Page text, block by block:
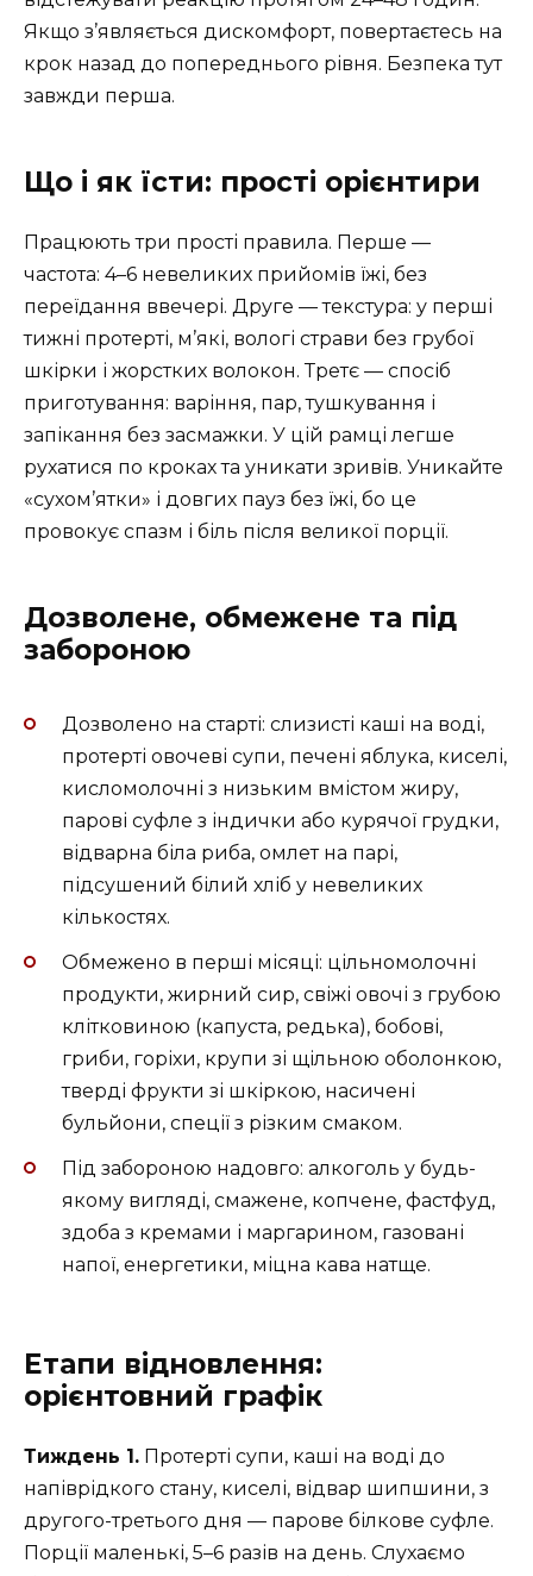
Якщо з’являється дискомфорт, повертаєтесь на
крок назад до попереднього рівня. Безпека тут
завжди перша.
Що і як їсти: прості орієнтири
Працюють три прості правила. Перше —
частота: 4–6 невеликих прийомів їжі, без
переїдання ввечері. Друге — текстура: у перші
тижні протерті, м’які, вологі страви без грубої
шкірки і жорстких волокон. Третє — спосіб
приготування: варіння, пар, тушкування і
запікання без засмажки. У цій рамці легше
рухатися по кроках та уникати зривів. Уникайте
«сухом’ятки» і довгих пауз без їжі, бо це
провокує спазм і біль після великої порції.
Дозволене, обмежене та під
забороною
Дозволено на старті: слизисті каші на воді,
протерті овочеві супи, печені яблука, киселі,
кисломолочні з низьким вмістом жиру,
парові суфле з індички або курячої грудки,
відварна біла риба, омлет на парі,
підсушений білий хліб у невеликих
кількостях.
Обмежено в перші місяці: цільномолочні
продукти, жирний сир, свіжі овочі з грубою
клітковиною (капуста, редька), бобові,
гриби, горіхи, крупи зі щільною оболонкою,
тверді фрукти зі шкіркою, насичені
бульйони, спеції з різким смаком.
Під забороною надовго: алкоголь у будь-
якому вигляді, смажене, копчене, фастфуд,
здоба з кремами і маргарином, газовані
напої, енергетики, міцна кава натще.
Етапи відновлення:
орієнтовний графік
Тиждень 1. Протерті супи, каші на воді до
напіврідкого стану, киселі, відвар шипшини, з
другого-третього дня — парове білкове суфле.
Порції маленькі, 5–6 разів на день. Слухаємо